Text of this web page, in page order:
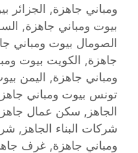
ومباني جاهزة, الجزائر
بيوت ومباني جاهزة,
الصومال بيوت ومباني
جاهزة, الكويت بيوت
ومباني جاهزة, اليمن
تونس بيوت ومباني
الجاهز, سكن عمال جاهز
شركات البناء الجاهز,
ومباني جاهزة, غرف